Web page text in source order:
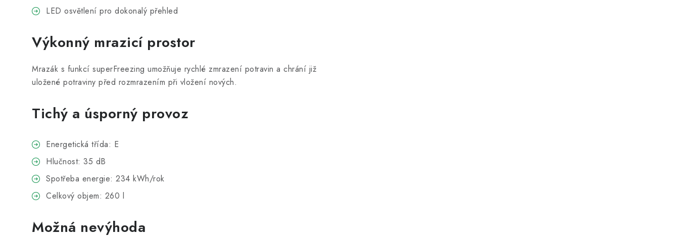
LED osvětlení pro dokonalý přehled
Výkonný mrazicí prostor
Mrazák s funkcí superFreezing umožňuje rychlé zmrazení potravin a chrání již
uložené potraviny před rozmrazením při vložení nových.
Tichý a úsporný provoz
Energetická třída: E
Hlučnost: 35 dB
Spotřeba energie: 234 kWh/rok
Celkový objem: 260 l
Možná nevýhoda